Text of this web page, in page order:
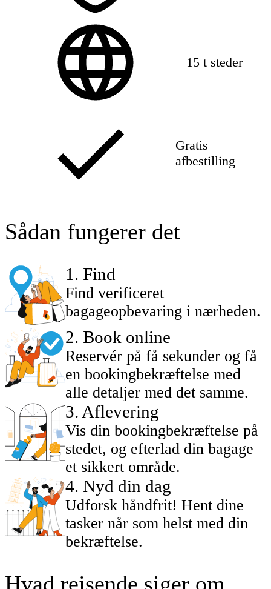
15 t steder
Gratis
afbestilling
Sådan fungerer det
1 . Find
Find verificeret
bagageopbevaring i nærheden.
2. Book online
Reservér på få sekunder og få
en bookingbekræftelse med
alle detaljer med det samme.
3. Aflevering
Vis din bookingbekræftelse på
stedet, og efterlad din bagage
et sikkert område.
4. Nyd din dag
Udforsk håndfrit! Hent dine
tasker når som helst med din
bekræftelse.
Hvad rejsende siger om